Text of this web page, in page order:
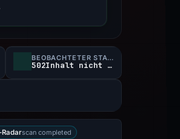
BEOBACHTETER STATUS
502Inhalt nicht verfügbar
Radarscan completed